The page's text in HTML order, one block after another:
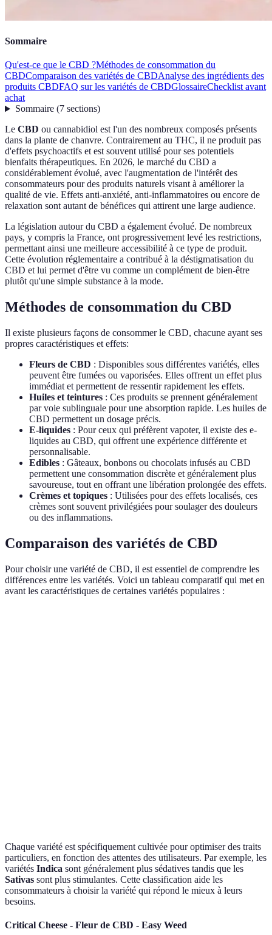
Sommaire
Qu'est-ce que le CBD ?Méthodes de consommation du
CBDComparaison des variétés de CBDAnalyse des ingrédients des
produits CBDFAQ sur les variétés de CBDGlossaireChecklist avant
achat
Sommaire(7 sections)
Le CBD ou cannabidiol est l'un des nombreux composés présents
dans la plante de chanvre. Contrairement au THC, il ne produit pas
d'effets psychoactifs et est souvent utilisé pour ses potentiels
bienfaits thérapeutiques. En 2026, le marché du CBD a
considérablement évolué, avec l'augmentation de l'intérêt des
consommateurs pour des produits naturels visant à améliorer la
qualité de vie. Effets anti-anxiété, anti-inflammatoires ou encore de
relaxation sont autant de bénéfices qui attirent une large audience.
La législation autour du CBD a également évolué. De nombreux
pays, y compris la France, ont progressivement levé les restrictions,
permettant ainsi une meilleure accessibilité à ce type de produit.
Cette évolution réglementaire a contribué à la déstigmatisation du
CBD et lui permet d'être vu comme un complément de bien-être
plutôt qu'une simple substance à la mode.
Méthodes de consommation du CBD
Il existe plusieurs façons de consommer le CBD, chacune ayant ses
propres caractéristiques et effets:
Fleurs de CBD : Disponibles sous différentes variétés, elles
peuvent être fumées ou vaporisées. Elles offrent un effet plus
immédiat et permettent de ressentir rapidement les effets.
Huiles et teintures : Ces produits se prennent généralement
par voie sublinguale pour une absorption rapide. Les huiles de
CBD permettent un dosage précis.
E-liquides : Pour ceux qui préfèrent vapoter, il existe des e-
liquides au CBD, qui offrent une expérience différente et
personnalisable.
Edibles : Gâteaux, bonbons ou chocolats infusés au CBD
permettent une consommation discrète et généralement plus
savoureuse, tout en offrant une libération prolongée des effets.
Crèmes et topiques : Utilisées pour des effets localisés, ces
crèmes sont souvent privilégiées pour soulager des douleurs
ou des inflammations.
Comparaison des variétés de CBD
Pour choisir une variété de CBD, il est essentiel de comprendre les
différences entre les variétés. Voici un tableau comparatif qui met en
avant les caractéristiques de certaines variétés populaires :
Chaque variété est spécifiquement cultivée pour optimiser des traits
particuliers, en fonction des attentes des utilisateurs. Par exemple, les
variétés Indica sont généralement plus sédatives tandis que les
Sativas sont plus stimulantes. Cette classification aide les
consommateurs à choisir la variété qui répond le mieux à leurs
besoins.
Critical Cheese - Fleur de CBD - Easy Weed